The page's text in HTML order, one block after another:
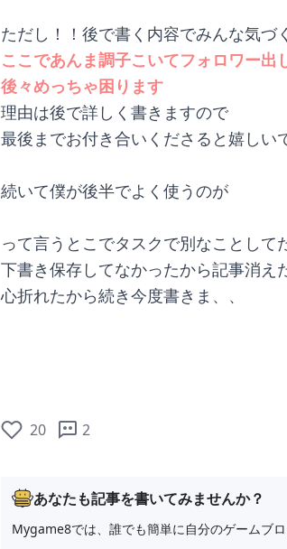
ただし！！後で書く内容でみんな気づ
ここであんま調子こいてフォロワー出
後々めっちゃ困ります
理由は後で詳しく書きますので
最後までお付き合いくださると嬉しいで
続いて僕が後半でよく使うのが
って言うとこでタスクで別なことして
下書き保存してなかったから記事消え
心折れたから続き今度書きま、、
20 2
あなたも記事を書いてみませんか？
Mygame8では、誰でも簡単に自分のゲームブロ